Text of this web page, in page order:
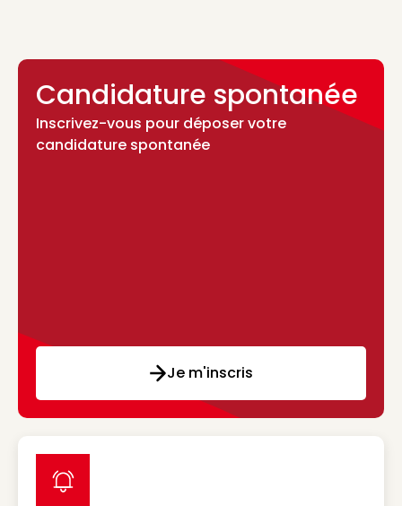
Candidature spontanée
Inscrivez-vous pour déposer votre
candidature spontanée
Je m'inscris
label icon